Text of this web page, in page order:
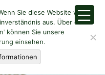
Sie diese Website weiter
aus. Über den
können Sie unsere
einsehen.